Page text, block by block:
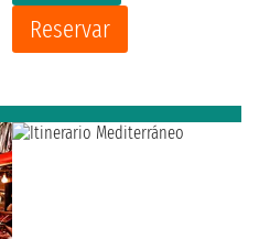
Reservar